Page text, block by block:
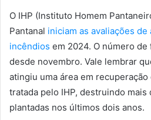
O IHP (Instituto Homem
Pantanal iniciam as avaliações
incêndios em 2024. O número
desde novembro. Vale lembrar
atingiu uma área em
tratada pelo IHP, destruindo mais
plantadas nos últimos dois anos.